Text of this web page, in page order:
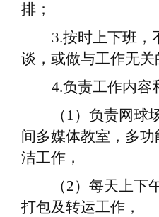
排；
3.按时上下班，
谈，或做与工作无关
4.负责工作内容
（ 1） 负责网球
间多媒体教室，多
洁工作 ，
（2） 每天上下
打包及转运工作 ，